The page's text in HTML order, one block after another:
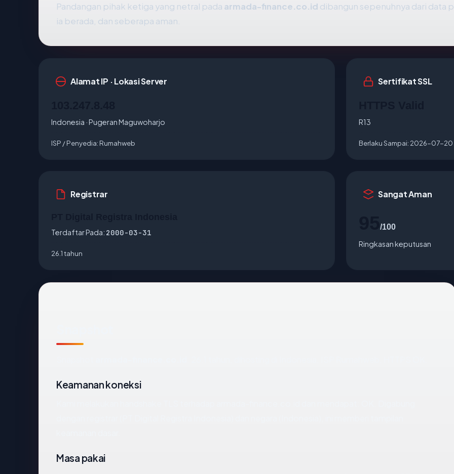
Pandangan pihak ketiga yang netral pada armada-finance.co.id dibangun sepenuhnya dari data
ia berada, dan seberapa aman.
Alamat IP · Lokasi Server
Indonesia · Pugeran Maguwoharjo
ISP / Penyedia: Rumahweb
Sertifikat SSL
R13
Berlaku Sampai: 2026-07-20
Registrar
Terdaftar Pada: 2000-03-31
26.1 tahun
Sangat Aman
/100
Ringkasan keputusan
Keamanan koneksi
Masa pakai